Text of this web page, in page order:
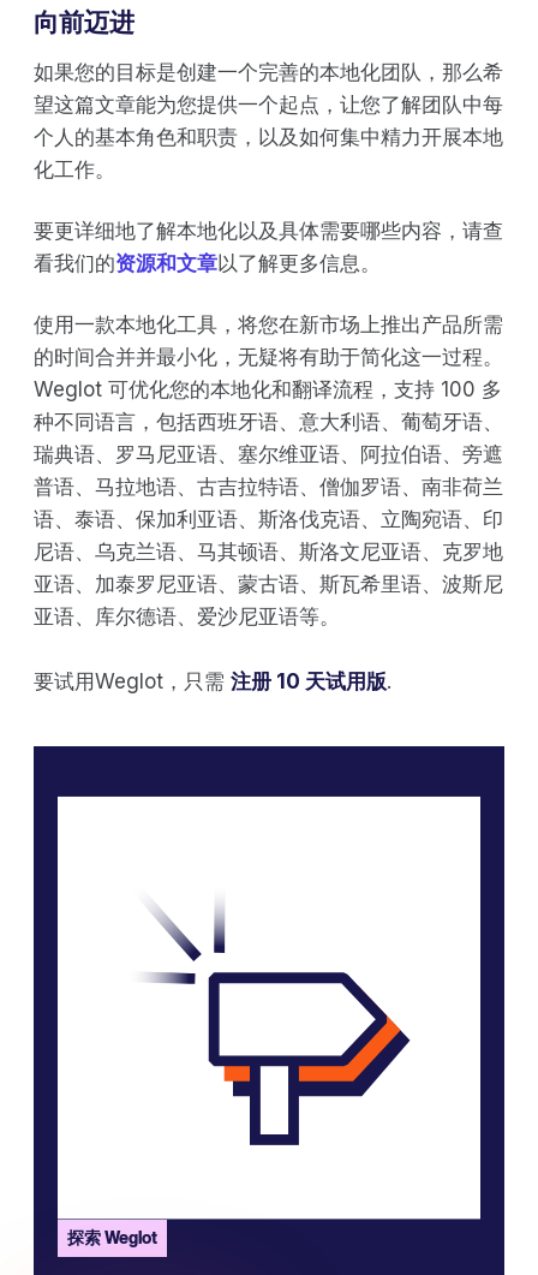
向前迈进
如果您的目标是创建一个完善的本地化团队，那么希
望这篇文章能为您提供一个起点，让您了解团队中每
个人的基本角色和职责，以及如何集中精力开展本地
化工作。
要更详细地了解本地化以及具体需要哪些内容，请查
看我们的资源和文章以了解更多信息。
使用一款本地化工具，将您在新市场上推出产品所需
的时间合并并最小化，无疑将有助于简化这一过程。
Weglot 可优化您的本地化和翻译流程，支持 100 多
种不同语言，包括西班牙语、意大利语、葡萄牙语、
瑞典语、罗马尼亚语、塞尔维亚语、阿拉伯语、旁遮
普语、马拉地语、古吉拉特语、僧伽罗语、南非荷兰
语、泰语、保加利亚语、斯洛伐克语、立陶宛语、印
尼语、乌克兰语、马其顿语、斯洛文尼亚语、克罗地
亚语、加泰罗尼亚语、蒙古语、斯瓦希里语、波斯尼
亚语、库尔德语、爱沙尼亚语等。
要试用Weglot，只需 注册 10 天试用版.
探索 Weglot